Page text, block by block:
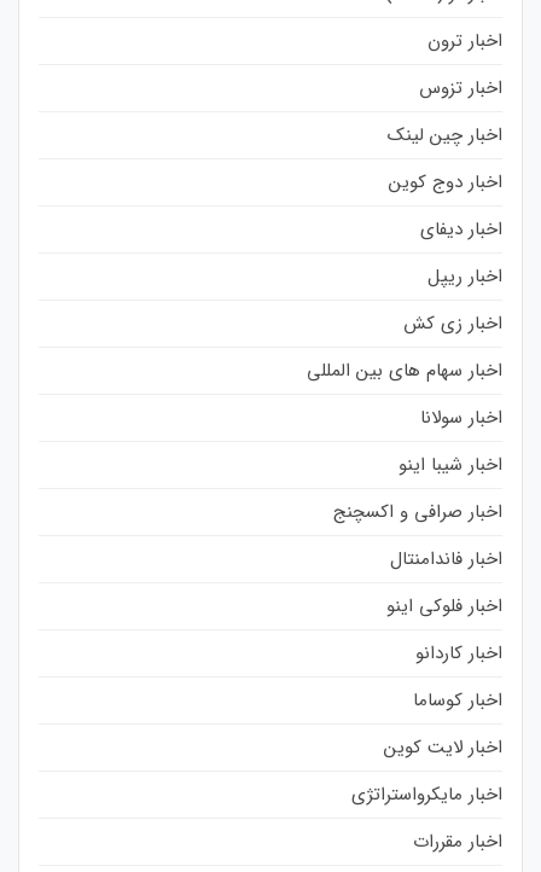
اخبار ترون
اخبار تزوس
اخبار چین لینک
اخبار دوج کوین
اخبار دیفای
اخبار ریپل
اخبار زی کش
اخبار سهام های بین المللی
اخبار سولانا
اخبار شیبا اینو
اخبار صرافی و اکسچنج
اخبار فاندامنتال
اخبار فلوکی اینو
اخبار کاردانو
اخبار کوساما
اخبار لایت کوین
اخبار مایکرواستراتژی
اخبار مقررات